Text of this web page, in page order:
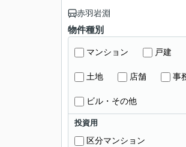
赤羽岩淵
物件種別
マンション 戸建
土地 店舗 事
ビル・その他
投資用
区分マンション